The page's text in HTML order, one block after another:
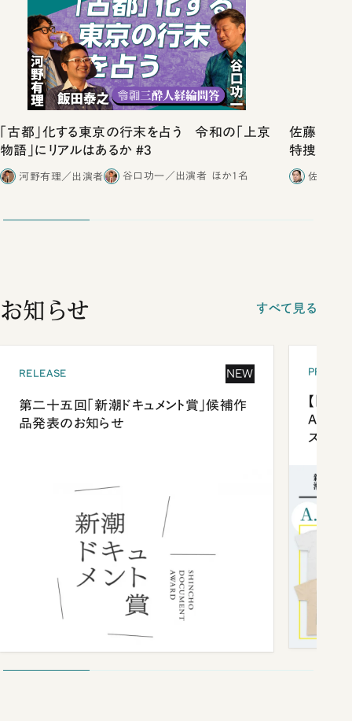
「古都」化する東京の行末を占う 令和の「上京
物語」にリアルはあるか #3
河野有理／出演者 谷口功一／出演者 ほか1名
佐藤優vs
特捜取調
合ったこと
佐藤優
お知らせ すべて見る
RELEASE NEW
第二十五回「新潮ドキュメント賞」候補作
品発表のお知らせ
【「新
ズプレ